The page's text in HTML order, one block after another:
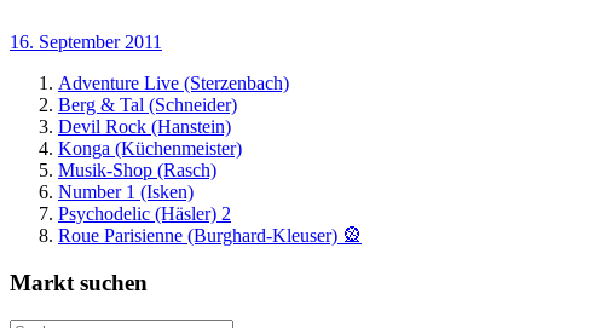
16. September 2011
Adventure Live (Sterzenbach)
Berg & Tal (Schneider)
Devil Rock (Hanstein)
Konga (Küchenmeister)
Musik-Shop (Rasch)
Number 1 (Isken)
Psychodelic (Häsler) 2
Roue Parisienne (Burghard-Kleuser) 🎡
Markt suchen